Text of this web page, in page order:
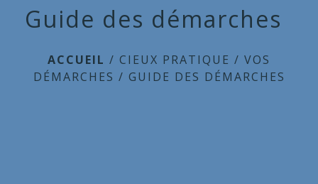
Guide des démarches
ACCUEIL / CIEUX PRATIQUE / VOS
DÉMARCHES / GUIDE DES DÉMARCHES